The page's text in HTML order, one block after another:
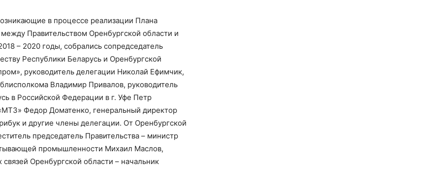
в процессе реализации Плана
Правительством Оренбургской области и
– 2020 годы, собрались сопредседатель
Республики Беларусь и Оренбургской
руководитель делегации Николай Ефимчик,
Владимир Привалов, руководитель
в Российской Федерации в г. Уфе Петр
Федор Доматенко, генеральный директор
и другие члены делегации. От Оренбургской
председатель Правительства – министр
промышленности Михаил Маслов,
Оренбургской области – начальник